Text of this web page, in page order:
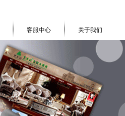
客服中心 关于我们